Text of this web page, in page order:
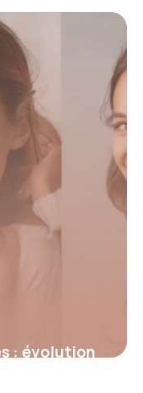
: évolution